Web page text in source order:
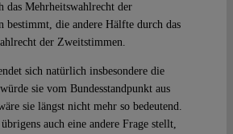
das Mehrheitswahlrecht der
bestimmt, die andere Hälfte durch das
der Zweitstimmen.
sich natürlich insbesondere die
sie vom Bundesstandpunkt aus
sie längst nicht mehr so bedeutend.
auch eine andere Frage stellt,